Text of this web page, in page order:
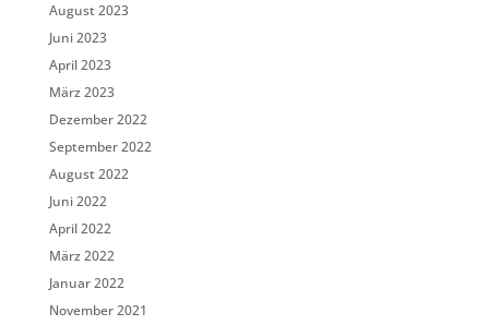
August 2023
Juni 2023
April 2023
März 2023
Dezember 2022
September 2022
August 2022
Juni 2022
April 2022
März 2022
Januar 2022
November 2021